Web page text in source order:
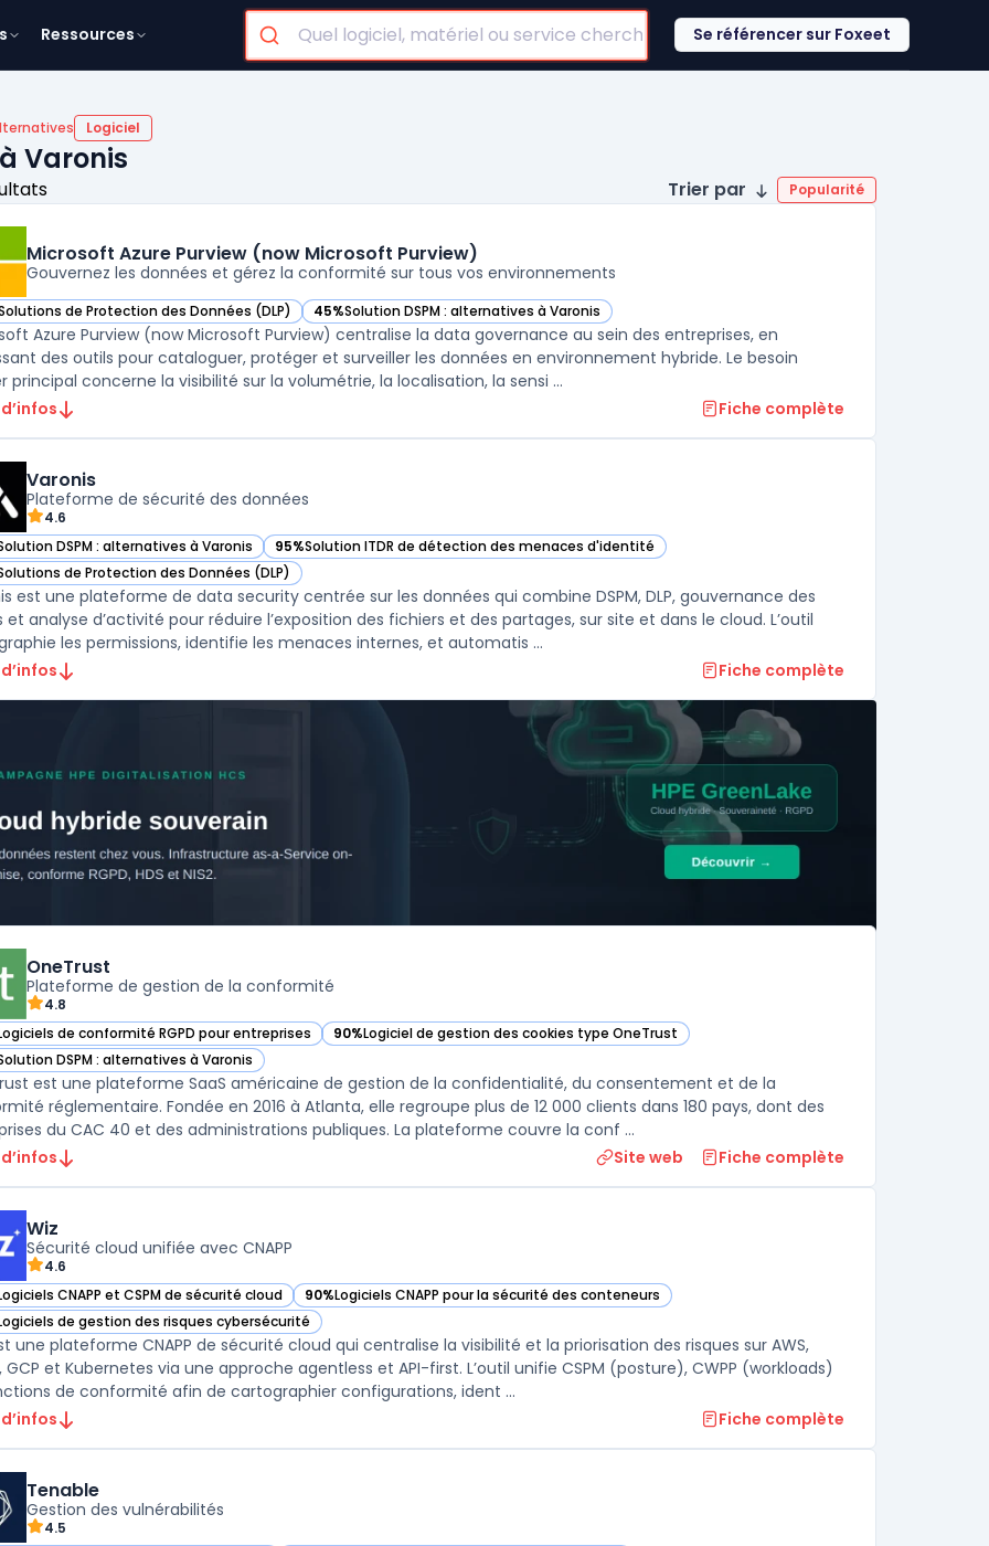
Ressources Se référencer sur Foxeet
Logiciel
Varonis
Trier par Popularité
Microsoft Azure Purview (now Microsoft Purview)
Gouvernez les données et gérez la conformité sur tous vos environnements
de Protection des Données (DLP)
Microsoft Azure Purview (now Microsoft Purview) dans cette catégorie
45%Solution DSPM : alternatives à Varonis
— voir Microsoft Azure Purview (now Microsoft Purview) dans cette catégorie
Azure Purview (now Microsoft Purview) centralise la data governance au sein des entreprises, en
des outils pour cataloguer, protéger et surveiller les données en environnement hybride. Le besoin
principal concerne la visibilité sur la volumétrie, la localisation, la sensi ...
Fiche complète
Varonis
Plateforme de sécurité des données
4.6
DSPM : alternatives à Varonis
Varonis dans cette catégorie 95%Solution ITDR de détection des menaces d'identité
— voir Varonis dans cette catégorie
de Protection des Données (DLP)
Varonis dans cette catégorie
est une plateforme de data security centrée sur les données qui combine DSPM, DLP, gouvernance des
et analyse d’activité pour réduire l’exposition des fichiers et des partages, sur site et dans le cloud. L’outil
les permissions, identifie les menaces internes, et automatis ...
Fiche complète
OneTrust
Plateforme de gestion de la conformité
4.8
de conformité RGPD pour entreprises
OneTrust dans cette catégorie 90%Logiciel de gestion des cookies type OneTrust
— voir OneTrust dans cette catégorie
DSPM : alternatives à Varonis
OneTrust dans cette catégorie
est une plateforme SaaS américaine de gestion de la confidentialité, du consentement et de la
réglementaire. Fondée en 2016 à Atlanta, elle regroupe plus de 12 000 clients dans 180 pays, dont des
du CAC 40 et des administrations publiques. La plateforme couvre la conf ...
Site web Fiche complète
Wiz
Sécurité cloud unifiée avec CNAPP
4.6
CNAPP et CSPM de sécurité cloud
Wiz dans cette catégorie 90%Logiciels CNAPP pour la sécurité des conteneurs
— voir Wiz dans cette catégorie
de gestion des risques cybersécurité
Wiz dans cette catégorie
une plateforme CNAPP de sécurité cloud qui centralise la visibilité et la priorisation des risques sur AWS,
GCP et Kubernetes via une approche agentless et API-first. L’outil unifie CSPM (posture), CWPP (workloads)
de conformité afin de cartographier configurations, ident ...
Fiche complète
Tenable
Gestion des vulnérabilités
4.5